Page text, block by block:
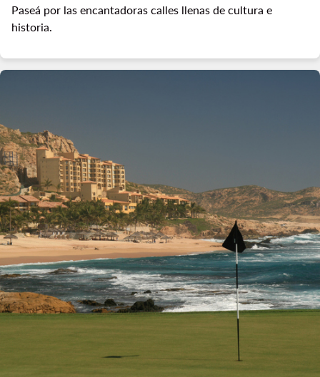
Paseá por las encantadoras calles llenas de cultura e
historia.